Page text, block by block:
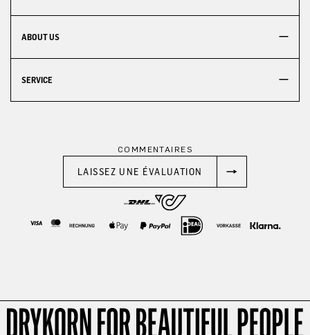
ABOUT US
SERVICE
COMMENTAIRES
LAISSEZ UNE ÉVALUATION